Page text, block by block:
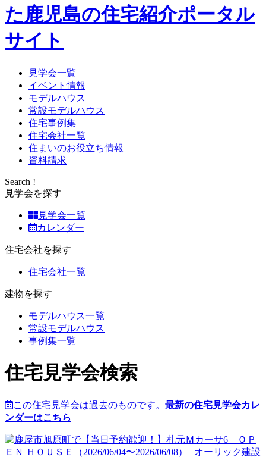
た鹿児島の住宅紹介ポータル
サイト
見学会一覧
イベント情報
モデルハウス
常設モデルハウス
住宅事例集
住宅会社一覧
住まいのお役立ち情報
資料請求
Search !
見学会を探す
見学会一覧
カレンダー
住宅会社を探す
住宅会社一覧
建物を探す
モデルハウス一覧
常設モデルハウス
事例集一覧
住宅見学会検索
この住宅見学会は過去のものです。 最新の住宅見学会カレ
ンダーはこちら